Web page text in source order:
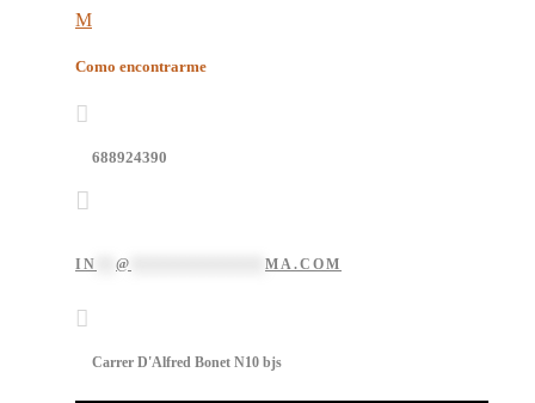
Como encontrarme
688924390
IN @ MA.COM
Carrer D'Alfred Bonet N10 bjs